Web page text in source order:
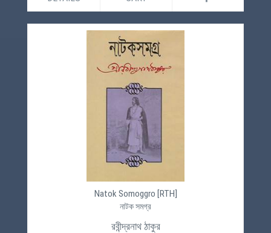
Natok Somoggro [RTH]
নাটক সমগ্র
রবীন্দ্রনাথ ঠাকুর